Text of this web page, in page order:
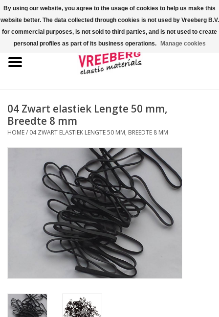
0 Artikelen - €0,00
Home
Gekleurde elastiekjes
Elastisch koord
Kruiselastiek
Geknoopt elastiek
Zwarte elastiekjes aanbieding!
Witte elastiekjes aanbieding!
04 Zwart elastiek Lengte 50 mm,
Breedte 8 mm
HOME/ 04 ZWART ELASTIEK LENGTE 50 MM, BREEDTE 8 MM
By using our website, you agree to the usage of cookies to help us make this
website better. The data collected through cookies is not used by Vreeberg B.V.
for commercial purposes, is not sold to third parties, and is not used to create
personal profiles as part of its business operations.
Manage cookies